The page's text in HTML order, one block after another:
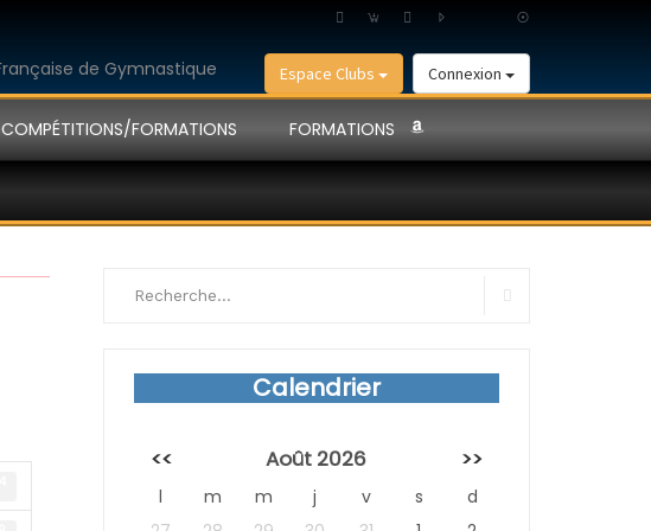
Connexion
Espace Clubs
COMPÉTITIONS/FORMATIONS FORMATIONS
Calendrier
<< Août 2026 >>
l m m j v s
d